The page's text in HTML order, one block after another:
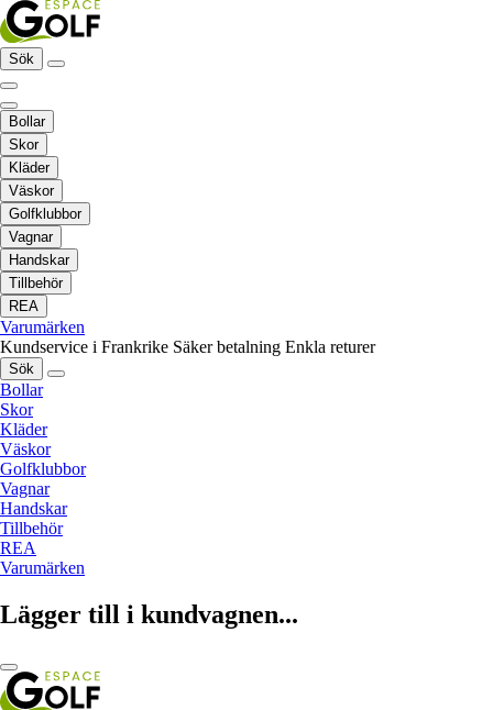
Sök
Bollar
Skor
Kläder
Väskor
Golfklubbor
Vagnar
Handskar
Tillbehör
REA
Varumärken
Kundservice i Frankrike Säker betalning Enkla returer
Sök
Bollar
Skor
Kläder
Väskor
Golfklubbor
Vagnar
Handskar
Tillbehör
REA
Varumärken
Lägger till i kundvagnen...